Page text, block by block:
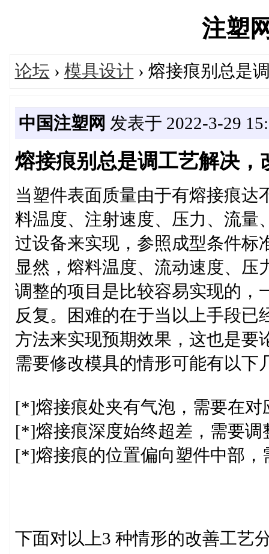
注塑
论坛 › 模具设计 › 熔接痕别总是
中国注塑网 发表于 2022-3-29
熔接痕别总是调工艺解决，
当塑件表面质量由于有熔接痕达
料温度、注射速度、压力、流量
过设备来实现，参照成型条件标
显然，熔料温度、流动速度、压
调整的项目是比较容易实现的，
反复。困难的在于当以上手段
方法来实现预期效果，这也是要
需要修改模具的情形可能有以下
[*]熔接痕处夹有气泡，需要在对
[*]熔接痕深度始终超差，需要
[*]熔接痕的位置偏向塑件中部，
下面对以上3 种情形的改善工艺